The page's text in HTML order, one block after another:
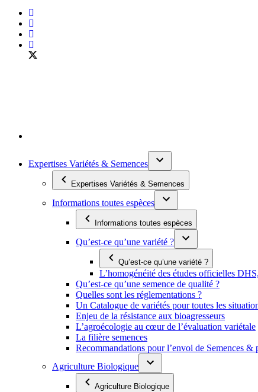
Expertises Variétés & Semences
Expertises Variétés & Semences
Informations toutes espèces
Informations toutes espèces
Qu’est-ce qu’une variété ?
Qu’est-ce qu’une variété ?
L’homogénéité des études officielles
Qu’est-ce qu’une semence de qualité ?
Quelles sont les réglementations ?
Un Catalogue de variétés pour toutes les
Enjeu de la résistance aux bioagresseurs
L’agroécologie au cœur de l’évaluation variétale
La filière semences
Recommandations pour l’envoi de Semences &
Agriculture Biologique
Agriculture Biologique